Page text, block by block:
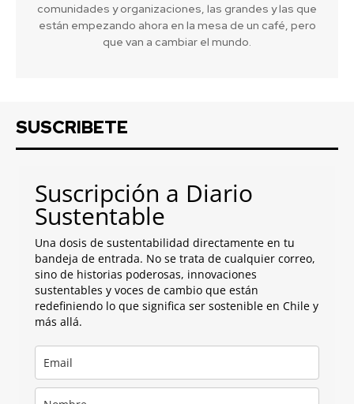
comunidades y organizaciones, las grandes y las que
están empezando ahora en la mesa de un café, pero
que van a cambiar el mundo.
SUSCRIBETE
Suscripción a Diario
Sustentable
Una dosis de sustentabilidad directamente en tu
bandeja de entrada. No se trata de cualquier correo,
sino de historias poderosas, innovaciones
sustentables y voces de cambio que están
redefiniendo lo que significa ser sostenible en Chile y
más allá.